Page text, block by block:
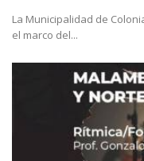
La Municipalidad de
el marco del...